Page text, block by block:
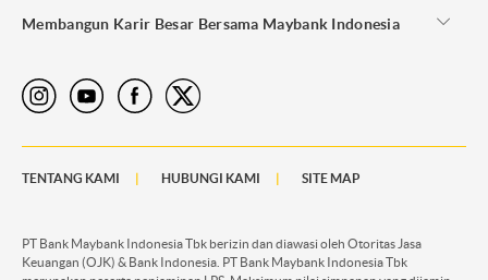
Membangun Karir Besar Bersama Maybank Indonesia
TENTANG KAMI HUBUNGI KAMI SITE MAP
PT Bank Maybank Indonesia Tbk berizin dan diawasi oleh Otoritas Jasa
Keuangan (OJK) & Bank Indonesia. PT Bank Maybank Indonesia Tbk